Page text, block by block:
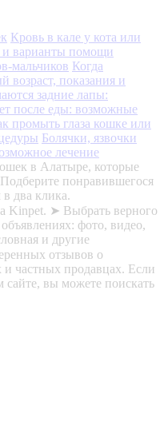
Кровь в кале у кота или
и варианты помощи
мальчиков Когда
возраст, показания и
задние лапы:
после еды: возможные
промыть глаза кошке или
Болячки, язвочки
лечение
в Алатыре, которые
понравившегося
два клика.
Kinpet. ➤ Выбрать верного
фото, видео,
и другие
отзывов о
частных продавцах. Если
вы можете поискать